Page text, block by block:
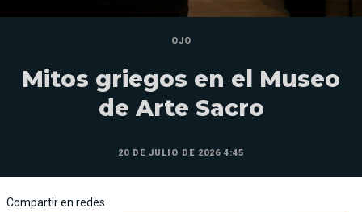
OJO
Mitos griegos en el Museo
de Arte Sacro
20 DE JULIO DE 2026 4:45
Compartir en redes